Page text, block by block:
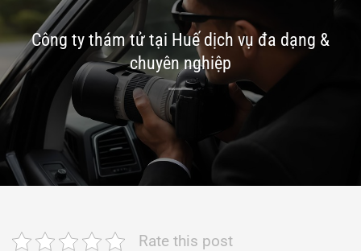
Công ty thám tử tại Huế dịch vụ đa dạng &
chuyên nghiệp
Rate this post